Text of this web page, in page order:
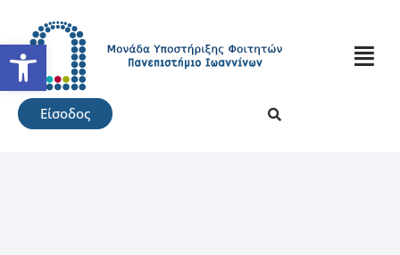
Ανοίξτε τη γραμμή
Είσοδος